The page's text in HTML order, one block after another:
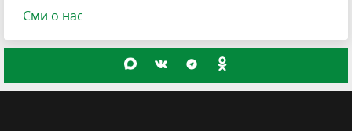
Сми о нас